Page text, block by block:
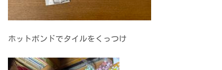
ホットボンドでタイルをくっつけ